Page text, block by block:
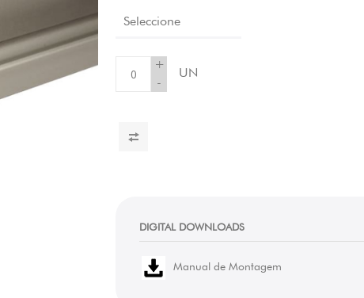
Seleccione
+
-
UN
DIGITAL DOWNLOADS
Manual de Montagem